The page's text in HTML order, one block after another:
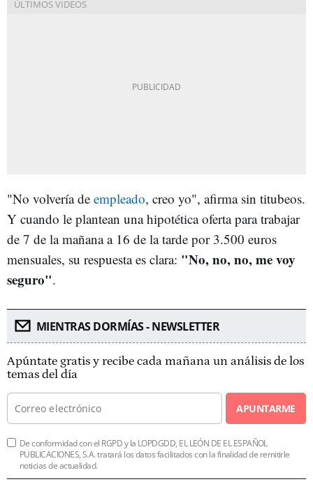
"No volvería de empleado, creo yo", afirma sin titubeos.
Y cuando le plantean una hipotética oferta para trabajar
de 7 de la mañana a 16 de la tarde por 3.500 euros
mensuales, su respuesta es clara: "No, no, no, me voy
seguro".
MIENTRAS DORMÍAS - NEWSLETTER
Apúntate gratis y recibe cada mañana un análisis de los
temas del día
APUNTARME
De conformidad con el RGPD y la LOPDGDD, EL LEÓN DE EL ESPAÑOL
PUBLICACIONES, S.A. tratará los datos facilitados con la finalidad de remitirle
noticias de actualidad.